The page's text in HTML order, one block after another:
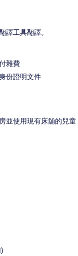
譯工具翻譯。
雜費
份證明文件
並使用現有床舖的兒童